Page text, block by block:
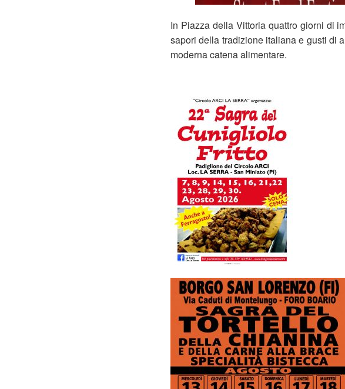
In Piazza della Vittoria quattro giorni di
sapori della tradizione italiana e gusti di
moderna catena alimentare.